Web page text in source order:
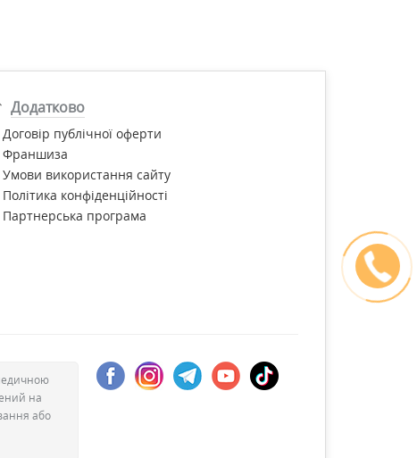
позбутися від нав'язливих шкідників.
у вас були воші.
Додатково
Договір публічної оферти
Франшиза
Умови використання сайту
Політика конфіденційності
Партнерська програма
на
або